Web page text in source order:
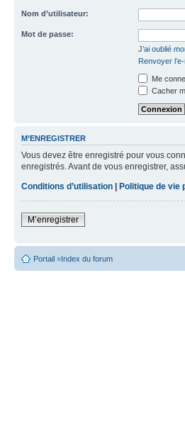
Nom d’utilisateur:
Mot de passe:
J’ai oublié
Renvoyer
Me
Cacher
M’ENREGISTRER
Vous devez être enregistré pour vous
enregistrés. Avant de vous enregistrer,
Conditions d’utilisation | Politique de vie
M’enregistrer
Portail »Index du forum